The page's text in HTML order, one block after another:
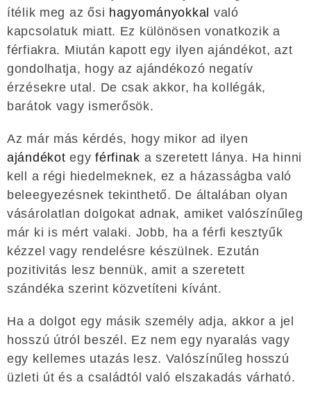
ítélik meg az ősi hagyományokkal való
kapcsolatuk miatt. Ez különösen vonatkozik a
férfiakra. Miután kapott egy ilyen ajándékot, azt
gondolhatja, hogy az ajándékozó negatív
érzésekre utal. De csak akkor, ha kollégák,
barátok vagy ismerősök.
Az már más kérdés, hogy mikor ad ilyen
ajándékot egyférfinak a szeretett lánya. Ha hinni
kell a régi hiedelmeknek, ez a házasságba való
beleegyezésnek tekinthető. De általában olyan
vásárolatlan dolgokat adnak, amiket valószínűleg
már ki is mért valaki. Jobb, ha a férfi kesztyűk
kézzel vagy rendelésre készülnek. Ezután
pozitivitás lesz bennük, amit a szeretett
szándéka szerint közvetíteni kívánt.
Ha a dolgot egy másik személy adja, akkor a jel
hosszú útról beszél. Ez nem egy nyaralás vagy
egy kellemes utazás lesz. Valószínűleg hosszú
üzleti út és a családtól való elszakadás várható.